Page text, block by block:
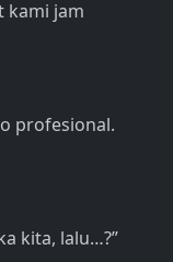
kami jam
profesional.
kita, lalu…?”